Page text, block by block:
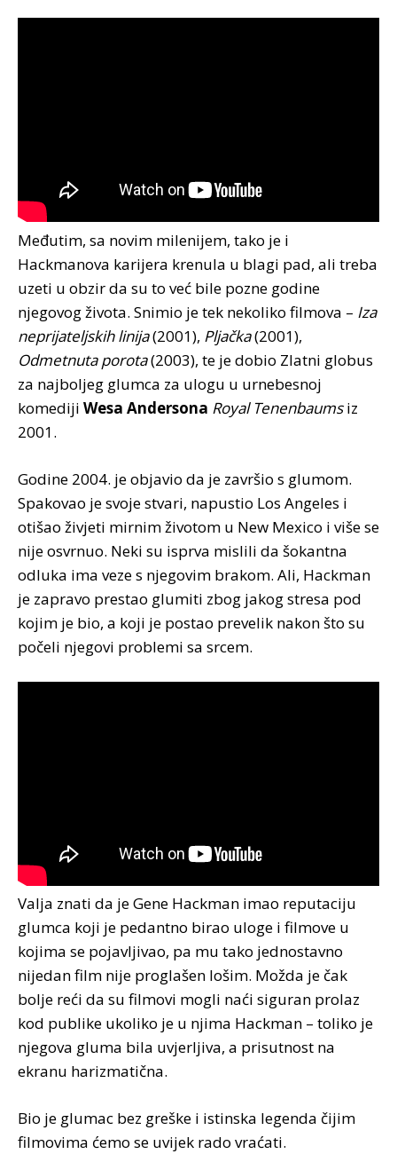
Međutim, sa novim milenijem, tako je i
Hackmanova karijera krenula u blagi pad, ali treba
uzeti u obzir da su to već bile pozne godine
njegovog života. Snimio je tek nekoliko filmova – Iza
neprijateljskih linija(2001), Pljačka(2001),
Odmetnuta porota(2003), te je dobio Zlatni globus
za najboljeg glumca za ulogu u urnebesnoj
komediji Wesa Andersona Royal Tenenbaumsiz
2001.
Godine 2004. je objavio da je završio s glumom.
Spakovao je svoje stvari, napustio Los Angeles i
otišao živjeti mirnim životom u New Mexico i više se
nije osvrnuo. Neki su isprva mislili da šokantna
odluka ima veze s njegovim brakom. Ali, Hackman
je zapravo prestao glumiti zbog jakog stresa pod
kojim je bio, a koji je postao prevelik nakon što su
počeli njegovi problemi sa srcem.
Valja znati da je Gene Hackman imao reputaciju
glumca koji je pedantno birao uloge i filmove u
kojima se pojavljivao, pa mu tako jednostavno
nijedan film nije proglašen lošim. Možda je čak
bolje reći da su filmovi mogli naći siguran prolaz
kod publike ukoliko je u njima Hackman – toliko je
njegova gluma bila uvjerljiva, a prisutnost na
ekranu harizmatična.
Bio je glumac bez greške i istinska legenda čijim
filmovima ćemo se uvijek rado vraćati.